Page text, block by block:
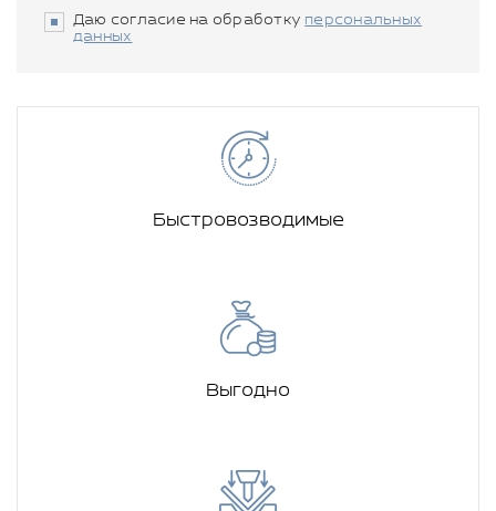
Даю согласие на обработку персональных
данных
Быстровозводимые
Выгодно